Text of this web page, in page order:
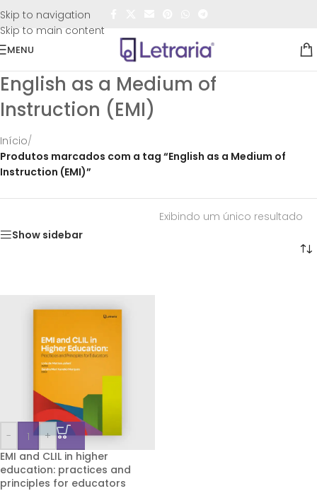
Skip to navigation
Skip to main content
FRETE GRÁTIS
MENU
English as a Medium of
Instruction (EMI)
Início/
Produtos marcados com a tag “English as a Medium of
Instruction (EMI)”
Show sidebar
Exibindo um único resultado
-
+
EMI and CLIL in higher
education: practices and
principles for educators